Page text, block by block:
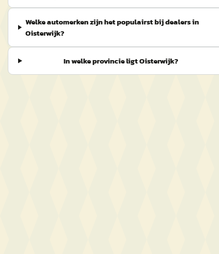
Welke automerken zijn het populairst bij dealers in
Oisterwijk?
In welke provincie ligt Oisterwijk?